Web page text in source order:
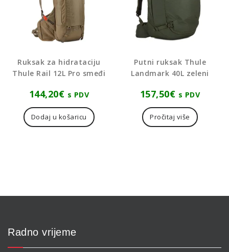
Ruksak za hidrataciju
Thule Rail 12L Pro smeđi
144,20€ s PDV
Dodaj u košaricu
Putni ruksak Thule
Landmark 40L zeleni
157,50€ s PDV
Pročitaj više
Radno vrijeme